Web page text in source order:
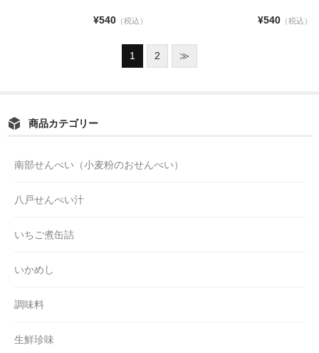
¥540（税込） ¥540（税込）
1 2 ≫
商品カテゴリー
南部せんべい（小麦粉のおせんべい）
八戸せんべい汁
いちご煮缶詰
いかめし
調味料
生鮮珍味